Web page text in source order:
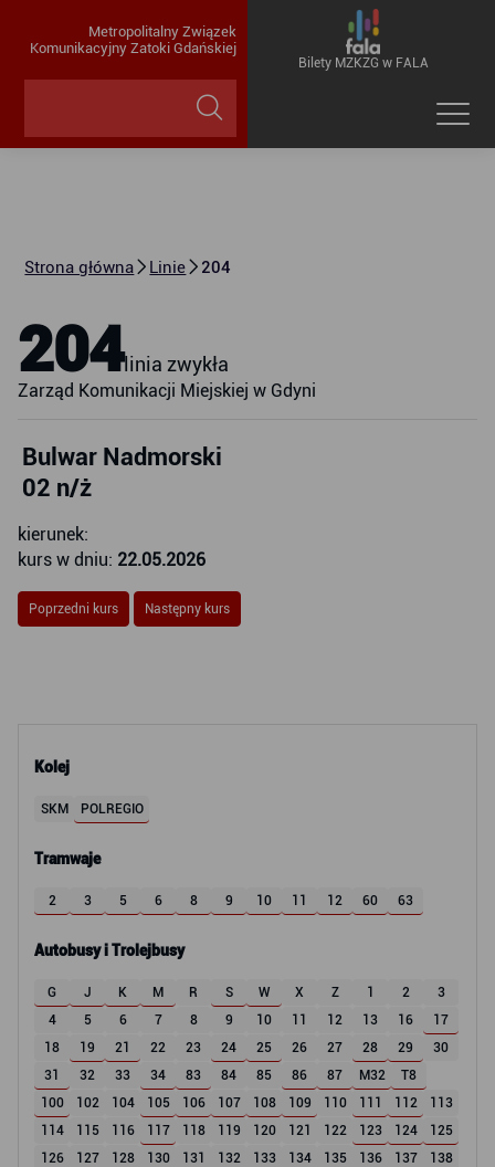
Metropolitalny Związek
Komunikacyjny Zatoki Gdańskiej
Bilety MZKZG w FALA
Strona główna Linie 204
Kolej
SKM POLREGIO
Tramwaje
2 3 5 6 8 9 10 11 12 60 63
Autobusy i Trolejbusy
G J K M R S W X Z 1 2
3
4
5 6 7 8 9 10 11 12 13 16
17
18
19 21 22 23 24 25 26 27 28 29
30
31
32 33 34 83 84 85 86 87 M32
T8
100
102 104 105 106 107 108 109 110 111 112
113
114
115 116 117 118 119 120 121 122 123 124
125
126
127 128 130 131 132 133 134 135 136 137
138
204linia zwykła
Zarząd Komunikacji Miejskiej w Gdyni
Bulwar Nadmorski
02 n/ż
kierunek:
kurs w dniu: 22.05.2026
Poprzedni kurs Następny kurs